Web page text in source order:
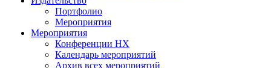
Портфолио
Мероприятия
Мероприятия
Конференции НХ
Календарь мероприятий
Архив всех мероприятий